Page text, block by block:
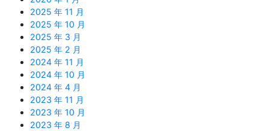
2025 年 11 月
2025 年 10 月
2025 年 3 月
2025 年 2 月
2024 年 11 月
2024 年 10 月
2024 年 4 月
2023 年 11 月
2023 年 10 月
2023 年 8 月